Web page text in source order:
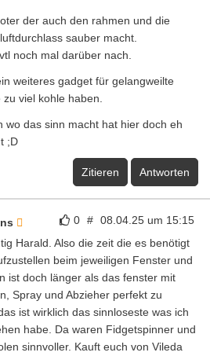
der auch den rahmen und die
sauber macht.
noch mal darüber nach.
weiteres gadget für gelangweilte
viel kohle haben.
wo das sinn macht hat hier doch eh
;D
Zitieren Antworten
0 # 08.04.25 um 15:15
Harald. Also die zeit die es benötigt
beim jeweiligen Fenster und
ist doch länger als das fenster mit
Spray und Abzieher perfekt zu
ist wirklich das sinnloseste was ich
habe. Da waren Fidgetspinner und
sinnvoller. Kauft euch von Vileda